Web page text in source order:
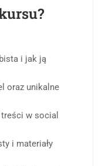
i jak ją
oraz unikalne
w social
i materiały